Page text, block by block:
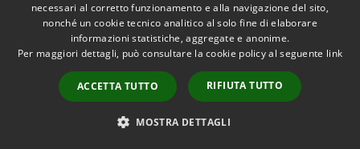
NOVITÀ
Notizie
Comunicati
necessari al corretto funzionamento e alla navigazione del sito,
nonché un cookie tecnico analitico al solo fine di elaborare
informazioni statistiche, aggregate e anonime.
Per maggiori dettagli, può consultare la cookie policy al seguente link
ACCETTA TUTTO RIFIUTA TUTTO
MOSTRA DETTAGLI